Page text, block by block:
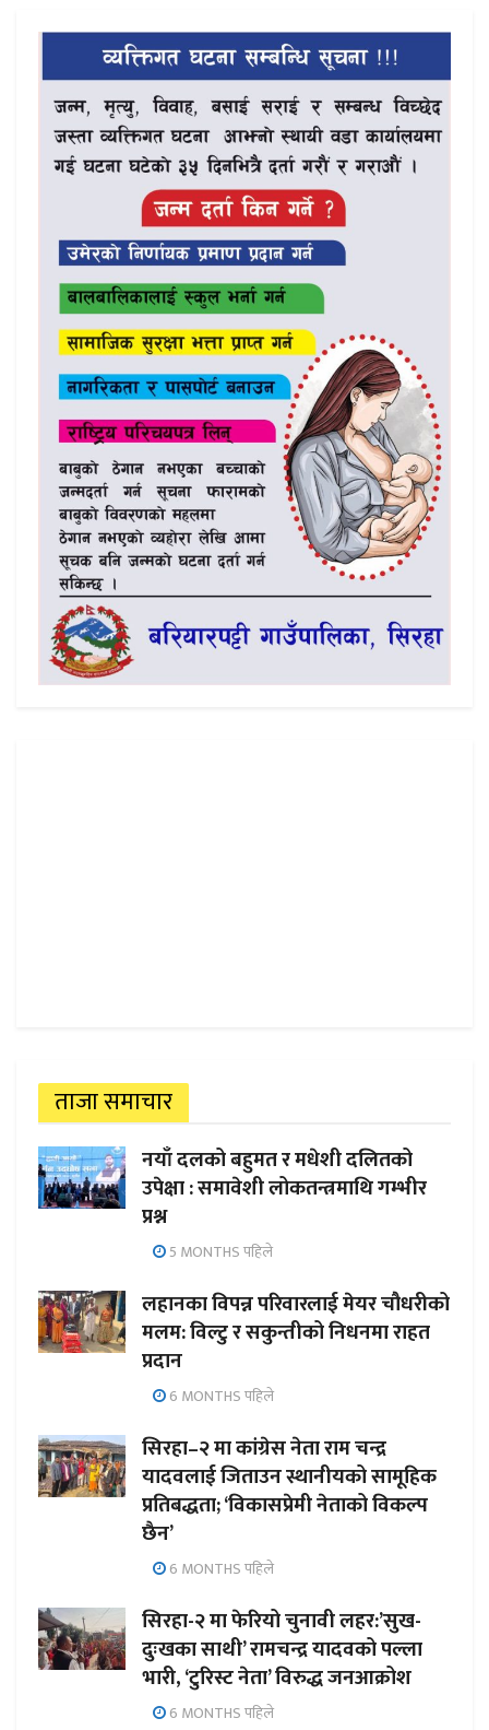
ताजा समाचार
नयाँ दलको बहुमत र मधेशी दलितको
उपेक्षा : समावेशी लोकतन्त्रमाथि गम्भीर
प्रश्न
5 MONTHS पहिले
लहानका विपन्न परिवारलाई मेयर चौधरीको
मलम: विल्टु र सकुन्तीको निधनमा राहत
प्रदान
6 MONTHS पहिले
सिरहा–२ मा कांग्रेस नेता राम चन्द्र
यादवलाई जिताउन स्थानीयको सामूहिक
प्रतिबद्धता; ‘विकासप्रेमी नेताको विकल्प
छैन’
6 MONTHS पहिले
सिरहा-२ मा फेरियो चुनावी लहर:’सुख-
दुःखका साथी’ रामचन्द्र यादवको पल्ला
भारी, ‘टुरिस्ट नेता’ विरुद्ध जनआक्रोश
6 MONTHS पहिले